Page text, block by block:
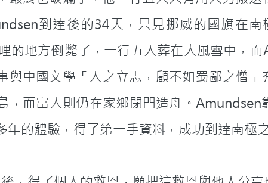
到達後的34天，只見挪威的國旗在
的地方倒斃了，一行五人葬在大風雪中，
與中國文學「人之立志，顧不如蜀鄙之僧
，而富人則仍在家鄉閉門造舟。
年的體驗，得了第一手資料，成功到達南極